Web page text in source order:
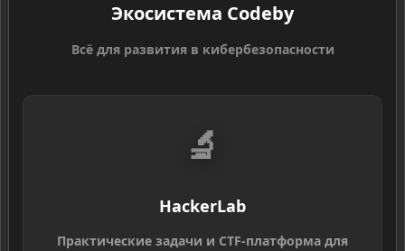
Экосистема Codeby
Всё для развития в кибербезопасности
🔬
HackerLab
Практические задачи и CTF-платформа для